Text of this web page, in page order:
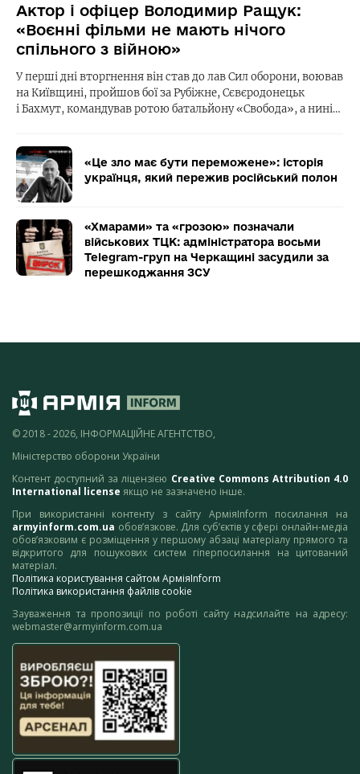
Актор і офіцер Володимир Ращук:
«Воєнні фільми не мають нічого
спільного з війною»
У перші дні вторгнення він став до лав Сил оборони, воював
на Київщині, пройшов бої за Рубіжне, Сєвєродонецьк
і Бахмут, командував ротою батальйону «Свобода», а нині…
«Це зло має бути переможене»: історія
українця, який пережив російський полон
«Хмарами» та «грозою» позначали
військових ТЦК: адміністратора восьми
Telegram-груп на Черкащині засудили за
перешкоджання ЗСУ
© 2018 - 2026, ІНФОРМАЦІЙНЕ АГЕНТСТВО,
Міністерство оборони України
Контент доступний за ліцензією Creative Commons Attribution 4.0
International license якщо не зазначено інше.
При використанні контенту з сайту АрміяInform посилання на
armyinform.com.ua обов’язкове. Для суб’єктів у сфері онлайн-медіа
обов’язковим є розміщення у першому абзаці матеріалу прямого та
відкритого для пошукових систем гіперпосилання на цитований
матеріал.
Політика користування сайтом АрміяInform
Політика використання файлів cookie
Зауваження та пропозиції по роботі сайту надсилайте на адресу:
webmaster@armyinform.com.ua